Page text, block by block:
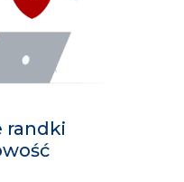
randki